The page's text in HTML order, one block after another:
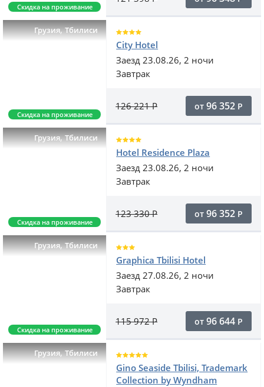
Скидка на проживание
Грузия,Тбилиси
Скидка на проживание
City Hotel
Заезд 23.08.26, 2 ночи
Завтрак
126 221Р от 96 352 Р
Грузия,Тбилиси
Скидка на проживание
Hotel Residence Plaza
Заезд 23.08.26, 2 ночи
Завтрак
123 330Р от 96 352 Р
Грузия,Тбилиси
Скидка на проживание
Graphica Tbilisi Hotel
Заезд 27.08.26, 2 ночи
Завтрак
115 972Р от 96 644 Р
Грузия,Тбилиси
Gino Seaside Tbilisi, Trademark
Collection by Wyndham